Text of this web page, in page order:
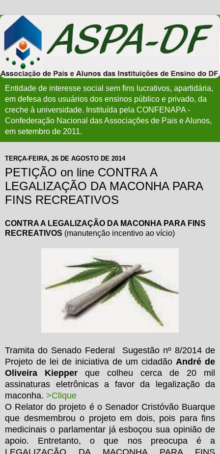
Entidade de interesse social sem fins lucrativos, apartidária,
em defesa dos usuários dos ensinos público e privado, da
creche à universidade. Instituída pela CONFENAPA -
Confederação Nacional das Associações de Pais e Alunos,
em setembro de 2011.
TERÇA-FEIRA, 26 DE AGOSTO DE 2014
PETIÇÃO on line CONTRA A
LEGALIZAÇÃO DA MACONHA PARA
FINS RECREATIVOS
CONTRA A LEGALIZAÇÃO DA MACONHA PARA FINS
RECREATIVOS (manutenção incentivo ao vício)
Tramita do Senado Federal Sugestão nº 8/2014 de
Projeto de lei de iniciativa de um cidadão André de
Oliveira Kiepper que colheu cerca de 20 mil
assinaturas eletrônicas a favor da legalização da
maconha. >Clique
O Relator do projeto é o Senador Cristóvão Buarque
que desmembrou o projeto em dois, pois para fins
medicinais o parlamentar já esboçou sua opinião de
apoio. Entretanto, o que nos preocupa é a
LEGALIZAÇÃO DA MACONHA PARA FINS